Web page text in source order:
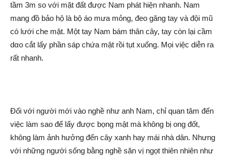
tầm 3m so với mặt đất được Nam phát hiện nhanh. Nam
mang đồ bảo hộ là bộ áo mưa mỏng, đeo găng tay và đội mũ
có lưới che mặt. Một tay Nam bám thâ‌n cây, tay còn lại cầm
dα‌o cắt lấy phần sáp chứa mật rồi tụt xuống. Mọi việc diễn ra
rất nhanh.
Đối với người mới vào nghề như anh Nam, chỉ quan tâm đến
việc làm sao để lấy được bọng mật mà không bị ong đốt,
không làm ảnh hưởng đến cây xanh hay mái nhà dân. Nhưng
với những người sống bằng nghề săn vị ngọt thiên nhiên như